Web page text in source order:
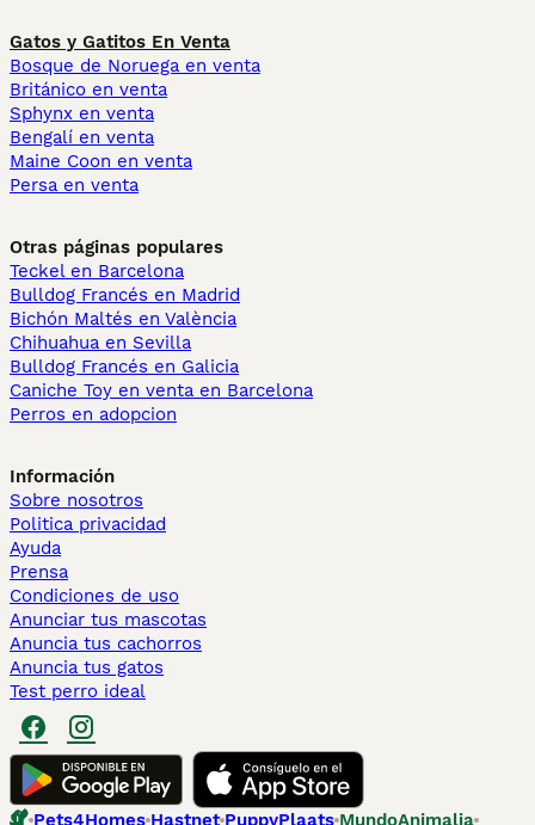
Gatos y Gatitos En Venta
Bosque de Noruega en venta
Británico en venta
Sphynx en venta
Bengalí en venta
Maine Coon en venta
Persa en venta
Otras páginas populares
Teckel en Barcelona
Bulldog Francés en Madrid
Bichón Maltés en València
Chihuahua en Sevilla
Bulldog Francés en Galicia
Caniche Toy en venta en Barcelona
Perros en adopcion
Información
Sobre nosotros
Politica privacidad
Ayuda
Prensa
Condiciones de uso
Anunciar tus mascotas
Anuncia tus cachorros
Anuncia tus gatos
Test perro ideal